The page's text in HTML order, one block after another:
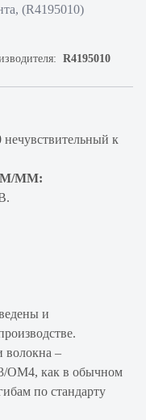
(R4195010)
R4195010
нечувствительный к
MM:
и
волокна –
OM4, как в обычном
по стандарту